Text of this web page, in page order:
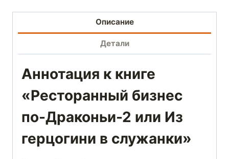
Описание
Детали
Аннотация к книге
«Ресторанный бизнес
по-Драконьи-2 или Из
герцогини в служанки»